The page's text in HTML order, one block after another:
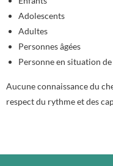
Adolescents
Adultes
Personnes âgées
Personne en situation
Aucune connaissance du
respect du rythme et des